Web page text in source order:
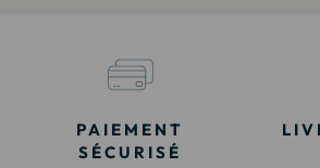
PAIEMENT
SÉCURISÉ